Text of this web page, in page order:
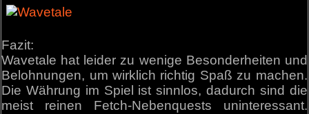
Fazit:
Wavetale hat leider zu wenige Besonderheiten und
Belohnungen, um wirklich richtig Spaß zu machen.
Die Währung im Spiel ist sinnlos, dadurch sind die
meist reinen Fetch-Nebenquests uninteressant.